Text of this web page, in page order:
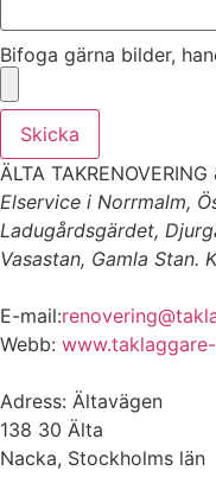
Bifoga gärna bilder,
Skicka
ÄLTA
Elservice i Norrmalm,
Ladugårdsgärdet,
Vasastan, Gamla Stan.
E-mail:
Webb:
Adress: Ältavägen
138 30 Älta
Nacka, Stockholms län